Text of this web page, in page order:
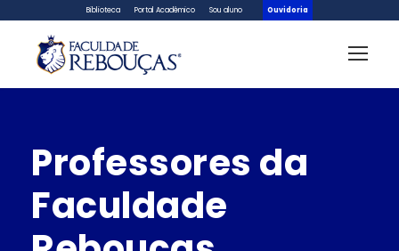
Biblioteca Portal Acadêmico Sou aluno Ouvidoria
Professores da
Faculdade